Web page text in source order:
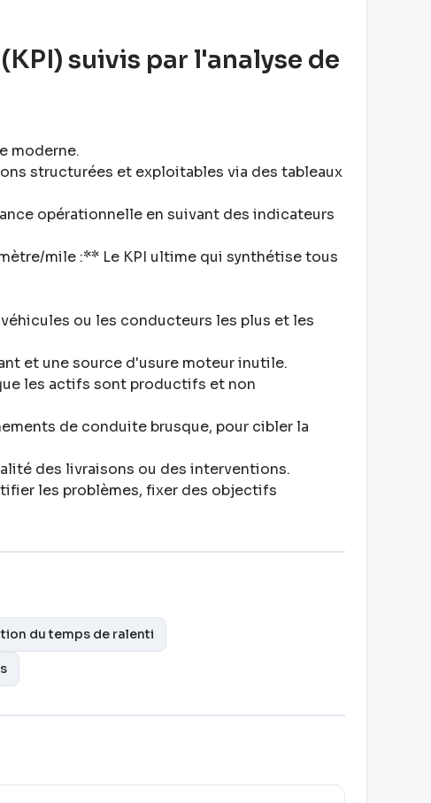
suivis par l'analyse de
moderne.
structurées et exploitables via des tableaux
opérationnelle en suivant des indicateurs
mile :** Le KPI ultime qui synthétise tous
ou les conducteurs les plus et les
et une source d'usure moteur inutile.
les actifs sont productifs et non
de conduite brusque, pour cibler la
des livraisons ou des interventions.
les problèmes, fixer des objectifs
du temps de ralenti